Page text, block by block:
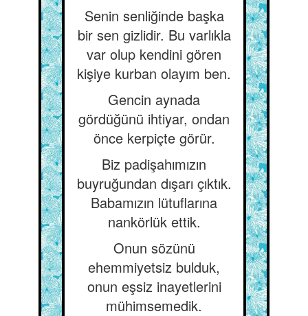
Senin senliğinde başka
bir sen gizlidir. Bu varlıkla
var olup kendini gören
kişiye kurban olayım ben.
Gencin aynada
gördüğünü ihtiyar, ondan
önce kerpiçte görür.
Biz padişahımızın
buyruğundan dışarı çıktık.
Babamızın lütuflarına
nankörlük ettik.
Onun sözünü
ehemmiyetsiz bulduk,
onun eşsiz inayetlerini
mühimsemedik.